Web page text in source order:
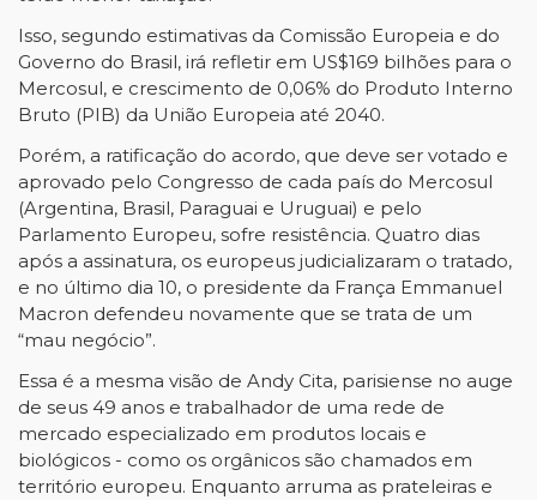
Isso, segundo estimativas da Comissão Europeia e do
Governo do Brasil, irá refletir em US$169 bilhões para o
Mercosul, e crescimento de 0,06% do Produto Interno
Bruto (PIB) da União Europeia até 2040.
Porém, a ratificação do acordo, que deve ser votado e
aprovado pelo Congresso de cada país do Mercosul
(Argentina, Brasil, Paraguai e Uruguai) e pelo
Parlamento Europeu, sofre resistência. Quatro dias
após a assinatura, os europeus judicializaram o tratado,
e no último dia 10, o presidente da França Emmanuel
Macron defendeu novamente que se trata de um
“mau negócio”.
Essa é a mesma visão de Andy Cita, parisiense no auge
de seus 49 anos e trabalhador de uma rede de
mercado especializado em produtos locais e
biológicos - como os orgânicos são chamados em
território europeu. Enquanto arruma as prateleiras e